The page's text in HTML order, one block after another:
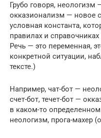
Грубо говоря, неологизм
окказионализм — новое
условная константа,
правилах и
Речь — это переменная,
конкретной ситуации,
тексте.)
Например, чат-бот —
счет-бот, течет-бот —
в каком-то
неологизм, прога-махер